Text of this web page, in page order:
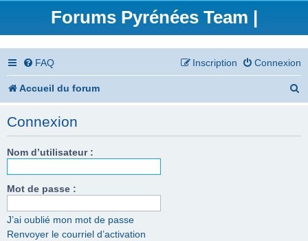
Forums Pyrénées Team |
FAQ Connexion
Inscription
Accueil du forum
Connexion
Nom d’utilisateur :
Mot de passe :
J’ai oublié mon mot de passe
Renvoyer le courriel d’activation